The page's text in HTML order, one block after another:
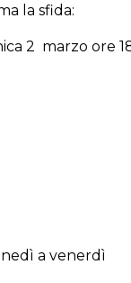
la sfida:
2 marzo ore
a venerdì